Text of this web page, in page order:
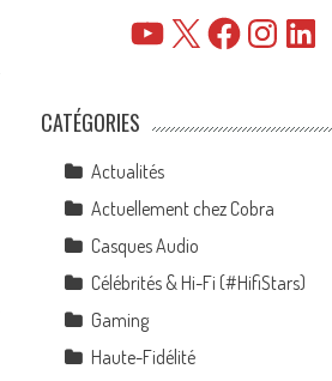
YouTube
X FacebookInstagramLinkedIn
CATÉGORIES
Actualités
Actuellement chez Cobra
Casques Audio
Célébrités & Hi-Fi (#HifiStars)
Gaming
Haute-Fidélité